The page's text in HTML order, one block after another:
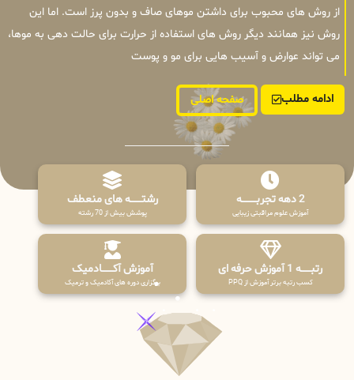
از روش های محبوب برای داشتن موهای صاف و بدون پرز است. اما این
روش نیز همانند دیگر روش های استفاده از حرارت برای حالت دهی به موها،
می تواند عوارض و آسیب هایی برای مو و پوست
ادامه مطلب صفحه اصلی
2 دهه تجربـــــــــه
آموزش علوم مراقبتی زیبایی
رشتـــــــه های منعطف
پوشش بیش از 70 رشته
رتبــــــه 1 آموزش حرفه ای
کسب رتبه برتر آموزش از PPQ
آموزش آکـــــــادمیک
برگزاری دوره های آکادمیک و ترمیک